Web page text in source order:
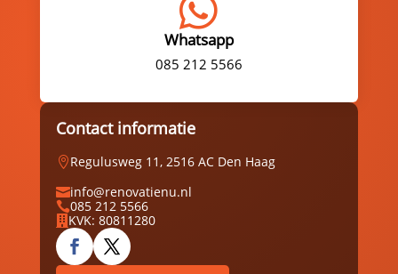

Whatsapp
085 212 5566
Contact informatie
Regulusweg 11, 2516 AC Den Haag
info@renovatienu.nl
085 212 5566
 KVK: 80811280